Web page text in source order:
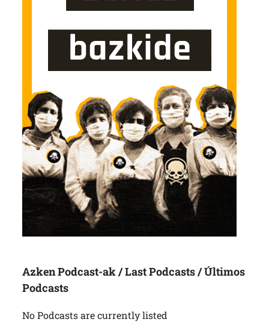
Azken Podcast-ak / Last Podcasts / Últimos
Podcasts
No Podcasts are currently listed